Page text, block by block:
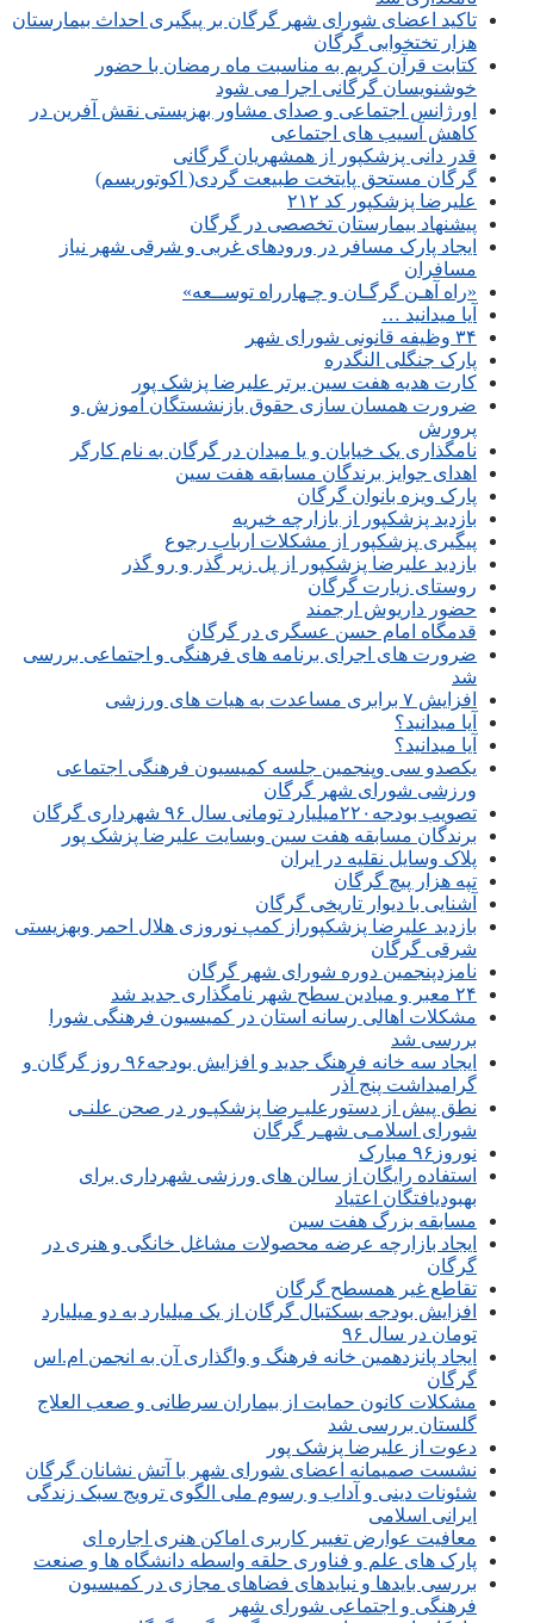
تاکید اعضای شورای شهر گرگان بر پیگیری احداث بیمارستان
هزار تختخوابی گرگان
کتابت قرآن کریم به مناسبت ماه رمضان با حضور
خوشنویسان گرگانی اجرا می شود
اورژانس اجتماعی و صدای مشاور بهزیستی نقش آفرین در
کاهش آسیب های اجتماعی
قدر دانی پزشکپور از همشهریان گرگانی
گرگان مستحق پایتخت طبیعت گردی( اکوتوریسم)
علیرضا پزشکپور کد ۲۱۲
پیشنهاد بیمارستان تخصصی در گرگان
ایجاد پارک مسافر در ورودهای غربی و شرقی شهر نیاز
مسافران
«راه آهـن گرگـان و چـهارراه توســعه»
آیا میدانید …
۳۴ وظیفه قانونی شورای شهر
پارک جنگلی النگدره
کارت هدیه هفت سین برتر علیرضا پزشک پور
ضرورت همسان سازی حقوق بازنشستگان آموزش و
پرورش
نامگذاری یک خیابان و یا میدان در گرگان به نام کارگر
اهدای جوایز برندگان مسابقه هفت سین
پارک ویزه بانوان گرگان
بازدید پزشکپور از بازارچه خیریه
پیگیری پزشکپور از مشکلات ارباب رجوع
بازدید علیرضا پزشکپور از پل زیر گذر و رو گذر
روستای زیارت گرگان
حضور داریوش ارجمند
قدمگاه امام حسن عسگری در گرگان
ضرورت های اجرای برنامه های فرهنگی و اجتماعی بررسی
شد
افزایش ۷ برابری مساعدت به هیات های ورزشی
آیا میدانید؟
آیا میدانید؟
یکصدو سی وپنجمین جلسه کمیسیون فرهنگی اجتماعی
ورزشی شورای شهر گرگان
تصویب بودجه۲۲۰میلیارد تومانی سال ۹۶ شهرداری گرگان
برندگان مسابقه هفت سین وبسایت علیرضا پزشک پور
پلاک وسایل نقلیه در ایران
تپه هزار پیچ گرگان
آشنایی با دیوار تاریخی گرگان
بازدید علیرضا پزشکپوراز کمپ نوروزی هلال احمر وبهزیستی
شرقی گرگان
نامزدپنجمین دوره شورای شهر گرگان
۲۴ معبر و میادین سطح شهر نامگذاری جدید شد
مشکلات اهالی رسانه استان در کمیسیون فرهنگی شورا
بررسی شد
ایجاد سه خانه فرهنگ جدید و افزایش بودجه۹۶ روز گرگان و
گرامیداشت پنج آذر
نطق پیش از دستورعلیـرضا پزشکپـور در صحن علنـی
شورای اسلامـی شهـر گرگان
نوروز۹۶ مبارک
استفاده رایگان از سالن های ورزشی شهرداری برای
بهبودیافتگان اعتیاد
مسابقه بزرگ هفت سین
ایجاد بازارچه عرضه محصولات مشاغل خانگی و هنری در
گرگان
تقاطع غیر همسطح گرگان
افزایش بودجه بسکتبال گرگان از یک میلیارد به دو میلیارد
تومان در سال ۹۶
ایجاد پانزدهمین خانه فرهنگ و واگذاری آن به انجمن ام.اس
گرگان
مشکلات کانون حمایت از بیماران سرطانی و صعب العلاج
گلستان بررسی شد
دعوت از علیرضا پزشک پور
نشست صمیمانه اعضای شورای شهر با آتش نشانان گرگان
شئونات دینی و آداب و رسوم ملی الگوی ترویج سبک زندگی
ایرانی اسلامی
معافیت عوارض تغییر کاربری اماکن هنری اجاره ای
پارک های علم و فناوری حلقه واسطه دانشگاه ها و صنعت
بررسی بایدها و نبایدهای فضاهای مجازی در کمیسیون
فرهنگی و اجتماعی شورای شهر